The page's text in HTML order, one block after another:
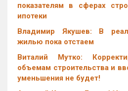
показателям в сферах
ипотеки
Владимир Якушев: В
жилью пока отстаем
Виталий Мутко:
объемам строительства и
уменьшения не будет!